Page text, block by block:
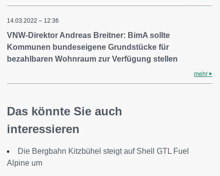
14.03.2022 – 12:36
VNW-Direktor Andreas Breitner: BimA sollte
Kommunen bundeseigene Grundstücke für
bezahlbaren Wohnraum zur Verfügung stellen
mehr
Das könnte Sie auch
interessieren
Die Bergbahn Kitzbühel steigt auf Shell GTL Fuel
Alpine um